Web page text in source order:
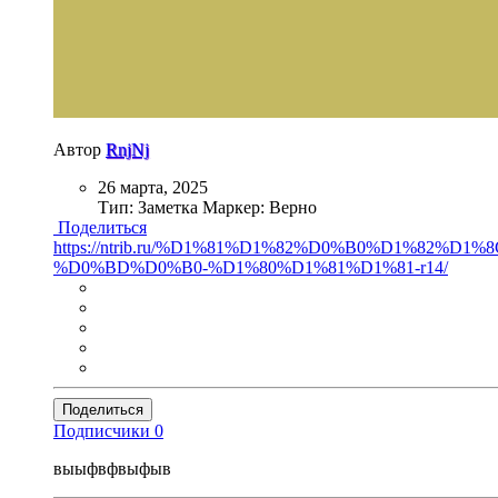
Автор RnjNj
26 марта, 2025
Тип: Заметка Маркер: Верно
Поделиться
https://ntrib.ru/
%D0%BD%D0%B0-%D1%80%D1%81%D1%81-r14/
Поделиться
Подписчики 0
выыфвфвыфыв